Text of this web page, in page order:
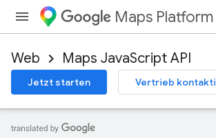
Maps Platform
Web Maps JavaScript API
Jetzt starten Vertrieb